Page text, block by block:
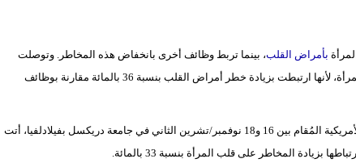
بأمراض القلب، بينما تربط وظائف أخرى بانخفاض هذه المخاطر. وتوصلت
الدراسة إلى أن وظيفة الأخصائية الاجتماعية هي الأكثر إجهاداً لقلب المرأة، لأنها ارتبطت بزيادة خطر أمراض القلب بنسبة 36 بالمائة مقارنة بوظائف
وبحسب الدراسة التي من المقرر عرضها خلال مؤتمر جمعية القلب الأمريكية المُقام بين 16 و18 نوفمبر/تشرين الثاني في جامعة دريكسل بفيلادلفيا، أتت
المخاطر على قلب المرأة بنسبة 33 بالمائة.